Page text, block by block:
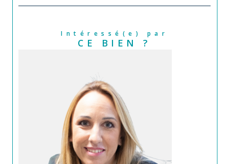
Intéressé(e) par
CE BIEN ?